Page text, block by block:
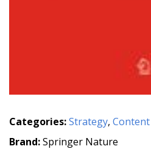
Categories:Strategy,
Brand:Springer Nature